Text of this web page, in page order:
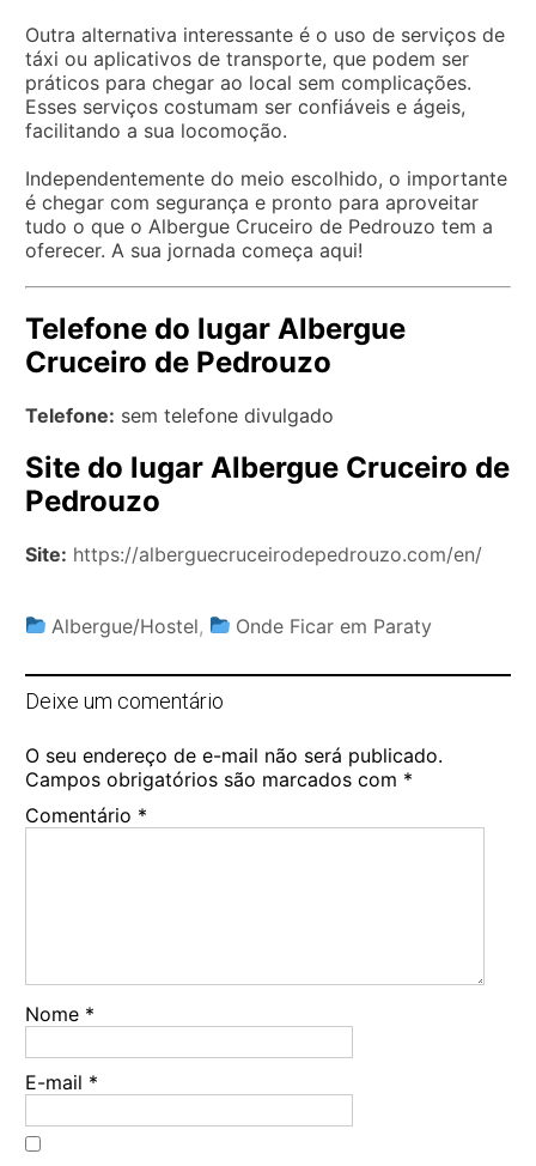
Outra alternativa interessante é o uso de serviços de
táxi ou aplicativos de transporte, que podem ser
práticos para chegar ao local sem complicações.
Esses serviços costumam ser confiáveis e ágeis,
facilitando a sua locomoção.
Independentemente do meio escolhido, o importante
é chegar com segurança e pronto para aproveitar
tudo o que o Albergue Cruceiro de Pedrouzo tem a
oferecer. A sua jornada começa aqui!
Telefone do lugar Albergue
Cruceiro de Pedrouzo
Telefone: sem telefone divulgado
Site do lugar Albergue Cruceiro de
Pedrouzo
Site: https://alberguecruceirodepedrouzo.com/en/
Albergue/Hostel, Onde Ficar em Paraty
Deixe um comentário
O seu endereço de e-mail não será publicado.
Campos obrigatórios são marcados com *
Comentário *
Nome *
E-mail *